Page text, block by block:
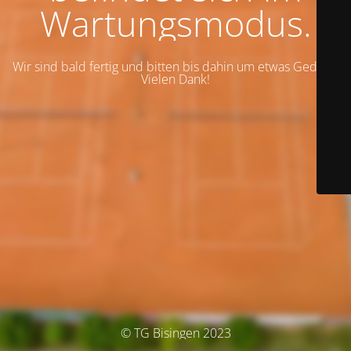
Wartungsmodus.
Wir sind bald fertig und bitten bis dahin um etwas Geduld.
Vielen Dank!
© TG Bisingen 2023